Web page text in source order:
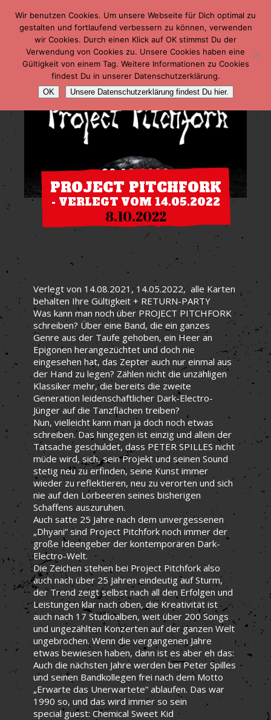
PROJECT PITCHFORK
- VERLEGT VOM 14.05.2022
8.10.2022
Verlegt von 14.08.2021, 14.05.2022, alle Karten
behalten Ihre Gültigkeit + RETURN-PARTY
Was kann man noch über PROJECT PITCHFORK
schreiben? Über eine Band, die ein ganzes
Genre aus der Taufe gehoben, ein Heer an
Epigonen herangezüchtet und doch nie
eingesehen hat, das Zepter auch nur einmal aus
der Hand zu legen? Zählen nicht die unzähligen
Klassiker mehr, die bereits die zweite
Generation leidenschaftlicher Dark-Electro-
Jünger auf die Tanzflächen treiben?
Nun, vielleicht kann man ja doch noch etwas
schreiben. Das hingegen ist einzig und allein der
Tatsache geschuldet, dass PETER SPILLES nicht
müde wird, sich, sein Projekt und seinen Sound
stetig neu zu erfinden, seine Kunst immer
wieder zu reflektieren, neu zu verorten und sich
nie auf den Lorbeeren seines bisherigen
Schaffens auszuruhen.
Auch satte 25 Jahre nach dem unvergessenen
„Dhyani“ sind Project Pitchfork noch immer der
große Ideengeber der kontemporären Dark-
Electro-Welt.
Die Zeichen stehen bei Project Pitchfork also
auch nach über 25 Jahren eindeutig auf Sturm,
der Trend zeigt selbst nach all den Erfolgen und
Leistungen klar nach oben, die Kreativität ist
auch nach 17 Studioalben, weit über 200 Songs
und ungezählten Konzerten auf der ganzen Welt
ungebrochen. Wenn die vergangenen Jahre
etwas bewiesen haben, dann ist es aber eh das:
Auch die nächsten Jahre werden bei Peter Spilles
und seinen Bandkollegen frei nach dem Motto
„Erwarte das Unerwartete“ ablaufen. Das war
1990 so, und das wird immer so sein
special guest: Chemical Sweet Kid
Wir benutzen Cookies. Um unsere Webseite für Dich optimal zu
gestalten und fortlaufend verbessern zu können, verwenden
wir Cookies. Durch einen Klick auf OK stimmst Du der
Verwendung von Cookies zu. Unsere Cookies haben eine
Gültigkeit von einem Tag. Weitere Informationen zu Cookies
findest Du in unserer Datenschutzerklärung.
OK Unsere Datenschutzerklärung findest Du hier.